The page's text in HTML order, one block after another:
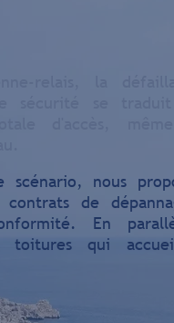
nous
contrats de
En
toitures qui